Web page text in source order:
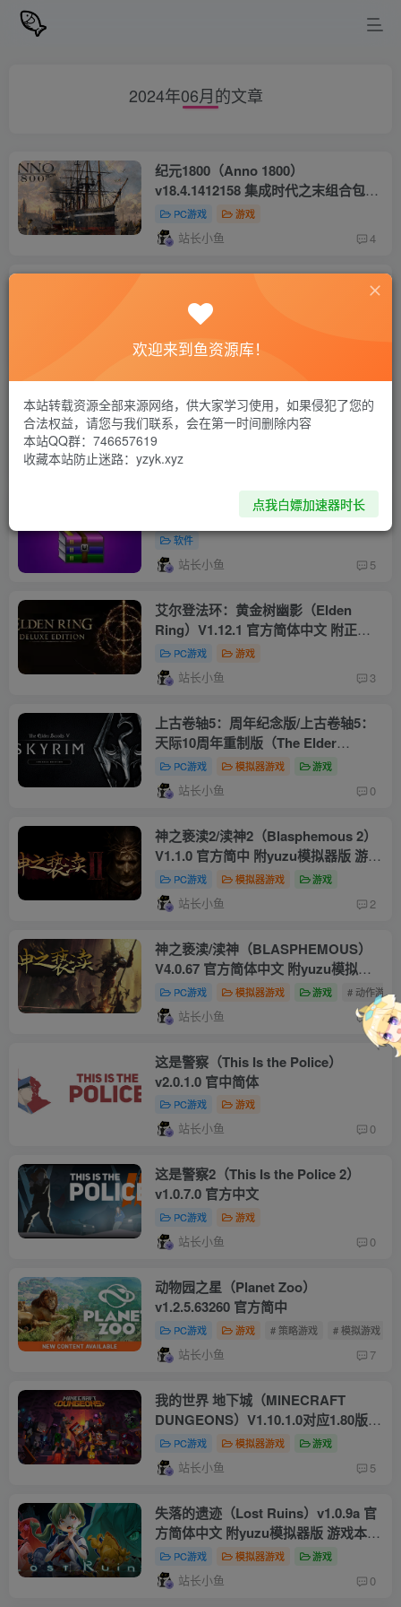
2024年06月的文章
纪元1800（Anno 1800）
v18.4.1412158 集成时代之末组合包
DLC voices38镜像版容量95GB官中简
体 附多项修改器
PC游戏 游戏
站长小鱼 4
单机游戏修改器WeMod v9.2.1 解锁专
网站公告
站长小鱼
赤痕：夜之仪式/血污：夜之仪式
（Bloodstained: Ritual of the
Night）V1.60.0.67142 附yuzu模拟器
游戏本体+1.5.0升补+5DLC
站长小鱼
WinRAR v6.22 汉化版
软件
站长小鱼 5
艾尔登法环：黄金树幽影（Elden
Ring）V1.12.1 官方简体中文 附正版
解锁DLC补丁
PC游戏 游戏
站长小鱼 3
上古卷轴5：周年纪念版/上古卷轴5：
天际10周年重制版（The Elder
Scrolls V: Skyrim Special Edition）
V1.6.1179.0.8 官方繁中 已安装汉化补
丁 附yuzu模拟器版 游戏本体
PC游戏 模拟器游戏 游戏
站长小鱼 0
神之亵渎2/渎神2（Blasphemous 2）
V1.1.0 官方简中 附yuzu模拟器版 游戏
本体+1.0.4升补
PC游戏 模拟器游戏 游戏
站长小鱼 2
神之亵渎/渎神（BLASPHEMOUS）
V4.0.67 官方简体中文 附yuzu模拟器
版 游戏本体+1.0.8+1DLC
PC游戏 模拟器游戏 游戏 # 动作游戏
站长小鱼 1
这是警察（This Is the Police）
v2.0.1.0 官中简体
PC游戏 游戏
站长小鱼 0
这是警察2（This Is the Police 2）
v1.0.7.0 官方中文
PC游戏 游戏
站长小鱼 0
动物园之星（Planet Zoo）
v1.2.5.63260 官方简中
PC游戏 游戏 # 策略游戏 # 模拟游戏
站长小鱼 7
我的世界 地下城（MINECRAFT
DUNGEONS）V1.10.1.0对应1.80版本
整合最新DLC：ECHOING VOID 附
yuzu模拟器版 游戏本体+V1.17.0.0升
补+7DLC
PC游戏 模拟器游戏 游戏
站长小鱼 5
失落的遗迹（Lost Ruins）v1.0.9a 官
方简体中文 附yuzu模拟器版 游戏本体
+1.0.10.12B升补
PC游戏 模拟器游戏 游戏
站长小鱼 0
欢迎来到鱼资源库！
本站转载资源全部来源网络，供大家学习使用，如果侵犯了您的
合法权益，请您与我们联系，会在第一时间删除内容
本站QQ群：746657619
收藏本站防止迷路：yzyk.xyz
点我白嫖加速器时长